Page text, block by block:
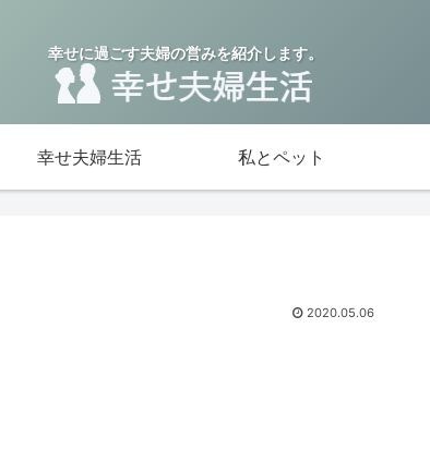
幸せに過ごす夫婦の営みを紹介します。
幸せ夫婦生活 私とペット
2020.05.06